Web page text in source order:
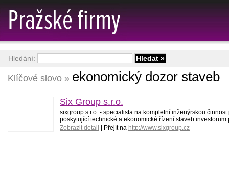
Klíčové slovo » ekonomický dozor staveb
Six Group s.r.o.
sixgroup s.r.o. - specialista na kompletní inženýrskou
poskytující technické a ekonomické řízení staveb
Zobrazit detail
| Přejít na http://www.sixgroup.cz
Hledání: